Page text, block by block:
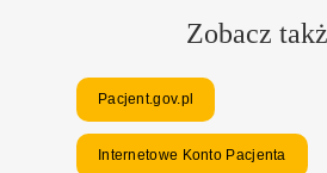
Zobacz
Pacjent.gov.pl
Internetowe Konto Pacjenta